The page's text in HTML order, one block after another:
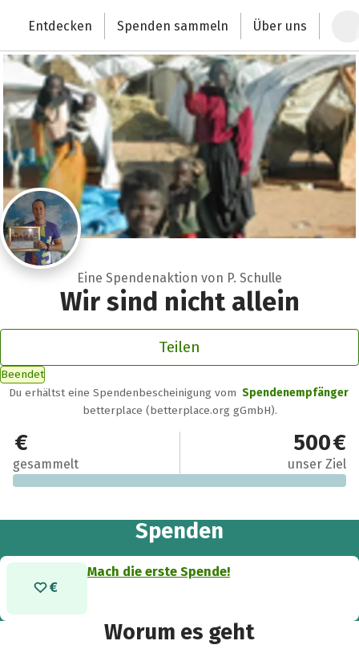
Deutschlands größte Spendenplattform
Entdecken Spenden sammeln Über uns
Eine Spendenaktion von P. Schulle
Wir sind nicht allein
Teilen
Beendet
Du erhältst eine Spendenbescheinigung vom Spendenempfänger
betterplace (betterplace.org gGmbH).
0 €
gesammelt
500 €
unser Ziel
Spenden
Mach die erste Spende!
Worum es geht